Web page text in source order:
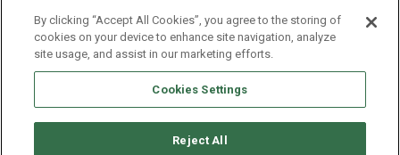
船厂
PRIVACY POLICY
By clicking “Accept All Cookies”, you agree to the storing of
cookies on your device to enhance site navigation, analyze
site usage, and assist in our marketing efforts.
Cookies Settings
Reject All